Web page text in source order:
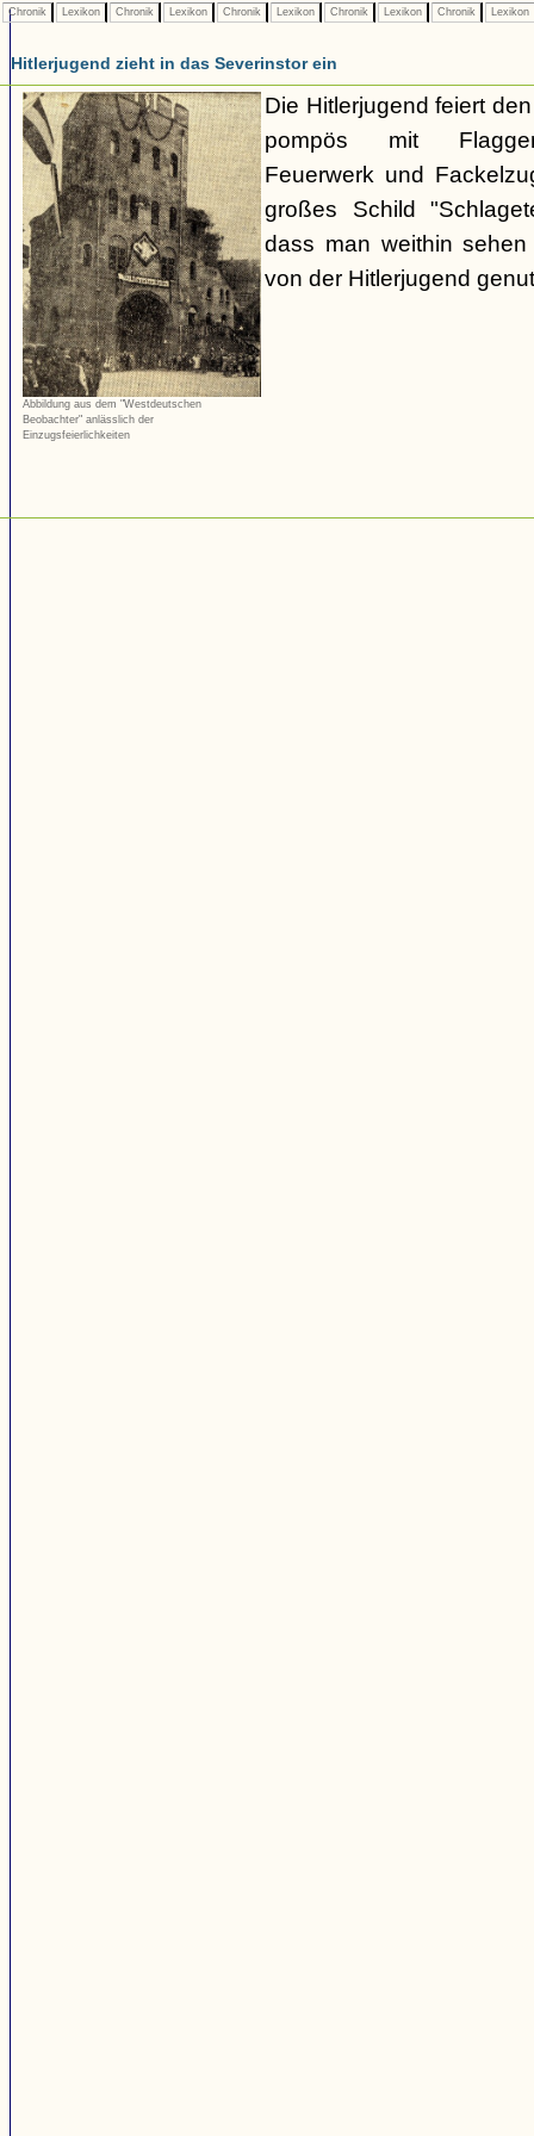
Chronik Lexikon Chronik Lexikon Chronik Lexikon Chronik Lexikon Chronik Lexikon
Hitlerjugend zieht in das Severinstor ein
Abbildung aus dem "Westdeutschen
Beobachter" anlässlich der
Einzugsfeierlichkeiten
Die Hitlerjugend feiert
pompös mit
Feuerwerk und
großes Schild
dass man weithin
von der Hitlerjugend